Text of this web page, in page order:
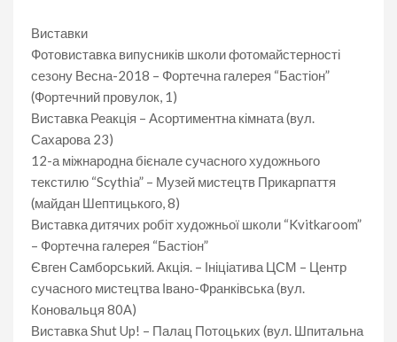
Виставки
Фотовиставка випусників школи фотомайстерності
сезону Весна-2018 – Фортечна галерея “Бастіон”
(Фортечний провулок, 1)
Виставка Реакція – Асортиментна кімната (вул.
Сахарова 23)
12-а міжнародна бієнале сучасного художнього
текстилю “Scythia” – Музей мистецтв Прикарпаття
(майдан Шептицького, 8)
Виставка дитячих робіт художньої школи “Kvitkaroom”
– Фортечна галерея “Бастіон”
Євген Самборський. Акція. – Ініціатива ЦСМ – Центр
сучасного мистецтва Івано-Франківська (вул.
Коновальця 80А)
Виставка Shut Up! – Палац Потоцьких (вул. Шпитальна